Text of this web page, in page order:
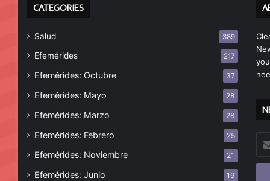
CATEGORIES
Salud 389
Efemérides 217
Efemérides: Octubre 37
Efemérides: Mayo 28
Efemérides: Marzo 28
Efemérides: Febrero 25
Efemérides: Noviembre 21
Efemérides: Junio 19
tu